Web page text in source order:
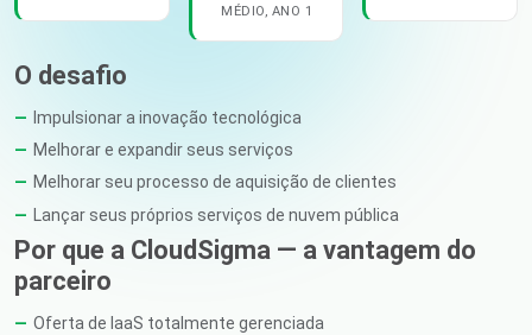
MÉDIO, ANO 1
O desafio
Impulsionar a inovação tecnológica
Melhorar e expandir seus serviços
Melhorar seu processo de aquisição de clientes
Lançar seus próprios serviços de nuvem pública
Por que a CloudSigma — a vantagem do
parceiro
Oferta de IaaS totalmente gerenciada